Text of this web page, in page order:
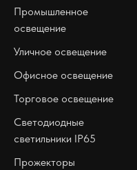
Промышленное
освещение
Уличное освещение
Офисное освещение
Торговое освещение
Светодиодные
светильники IP65
Прожекторы